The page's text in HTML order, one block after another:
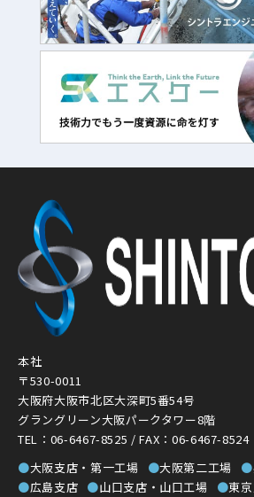
本社
〒530-0011
大阪府大阪市北区大深町5番54号
グラングリーン大阪パークタワー8階
TEL：06-6467-8525 / FAX：06-6467-8524
●大阪支店・第一工場 ●大阪第二工場 ●
●広島支店 ●山口支店・山口工場 ●東